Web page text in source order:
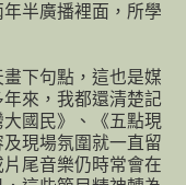
半廣播裡面，所學
下句點，這也是媒
來，我都還清楚記
國民》、《五點現
現場氛圍就一直留
尾音樂仍時常會在